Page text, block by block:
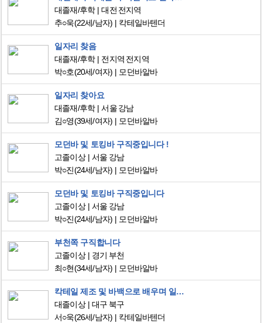
대졸재/후학
대전 전지역
추○욱(22세/남자) 칵테일바텐더
일자리 찾음
대졸재/후학
전지역 전지역
박○호(20세/여자) 모던바알바
일자리 찾아요
대졸재/후학
서울 강남
김○영(39세/여자) 모던바알바
모던바 및 토킹바 구직중입니다 !
고졸이상
서울 강남
박○진(24세/남자) 모던바알바
모던바 및 토킹바 구직중입니다
고졸이상
서울 강남
박○진(24세/남자) 모던바알바
부천쪽 구직합니다
고졸이상
경기 부천
최○현(34세/남자) 모던바알바
칵테일 제조 및 바백으로 배우며 일할 수 있는 곳을 찾습니다
대졸이상
대구 북구
서○욱(26세/남자) 칵테일바텐더